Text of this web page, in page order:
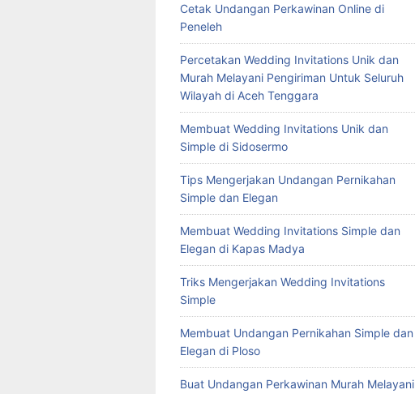
Cetak Undangan Perkawinan Online di
Peneleh
Percetakan Wedding Invitations Unik dan
Murah Melayani Pengiriman Untuk Seluruh
Wilayah di Aceh Tenggara
Membuat Wedding Invitations Unik dan
Simple di Sidosermo
Tips Mengerjakan Undangan Pernikahan
Simple dan Elegan
Membuat Wedding Invitations Simple dan
Elegan di Kapas Madya
Triks Mengerjakan Wedding Invitations
Simple
Membuat Undangan Pernikahan Simple dan
Elegan di Ploso
Buat Undangan Perkawinan Murah Melayani